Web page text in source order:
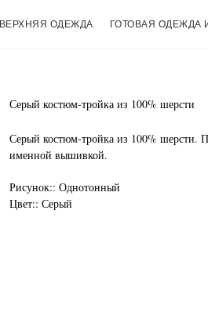
ВЕРХНЯЯ ОДЕЖДА ГОТОВАЯ ОДЕЖДА
Серый костюм-тройка из 100% шерсти
Серый костюм-тройка из 100% шерсти.
именной вышивкой.
Рисунок:: Однотонный
Цвет:: Серый